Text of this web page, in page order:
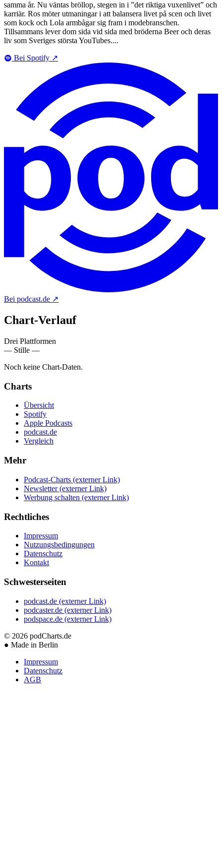
samma år. Nu väntas bröllop, stegen in i ”det riktiga vuxenlivet” och
karriär. Ros möter utmaningar i att balansera livet på scen och livet
som kock och Lola armbågar sig fram i modebranschen.
Tillsammans lever dom sida vid sida med bröderna Beer och deras
liv som Sveriges största YouTubes....
Bei Spotify ↗
Bei podcast.de ↗
Chart-Verlauf
Drei Plattformen
— Stille —
Noch keine Chart-Daten.
Charts
Übersicht
Spotify
Apple Podcasts
podcast.de
Vergleich
Mehr
Podcast-Charts (externer Link)
Newsletter (externer Link)
Werbung schalten (externer Link)
Rechtliches
Impressum
Nutzungsbedingungen
Datenschutz
Kontakt
Schwesterseiten
podcast.de (externer Link)
podcaster.de (externer Link)
podspace.de (externer Link)
© 2026 podCharts.de
● Made in Berlin
Impressum
Datenschutz
AGB